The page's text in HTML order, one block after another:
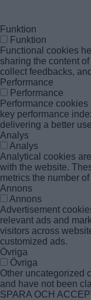
Funktion
Funktion
Functional cookies
sharing the content
collect feedbacks,
Performance
Performance
Performance
key performance
delivering a better
Analys
Analys
Analytical cookies
with the website.
metrics the number
Annons
Annons
Advertisement
relevant ads and
visitors across
customized ads.
Övriga
Övriga
Other uncategorized
and have not been
SPARA OCH